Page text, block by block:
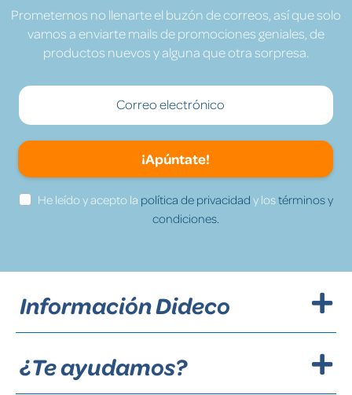
Prometemos no llenarte el buzón de correos, así que solo
vamos a enviarte mails de promociones geniales, de
productos nuevos y alguna que otra sorpresa.
¡Apúntate!
He leído y acepto la política de privacidad y lostérminos y
condiciones.
Información Dideco
¿Te ayudamos?